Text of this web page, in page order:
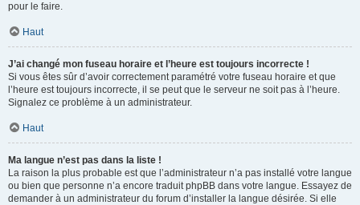
pour le faire.
Haut
J’ai changé mon fuseau horaire et l’heure est toujours incorrecte !
Si vous êtes sûr d’avoir correctement paramétré votre fuseau horaire et que
l’heure est toujours incorrecte, il se peut que le serveur ne soit pas à l’heure.
Signalez ce problème à un administrateur.
Haut
Ma langue n’est pas dans la liste !
La raison la plus probable est que l’administrateur n’a pas installé votre langue
ou bien que personne n’a encore traduit phpBB dans votre langue. Essayez de
demander à un administrateur du forum d’installer la langue désirée. Si elle